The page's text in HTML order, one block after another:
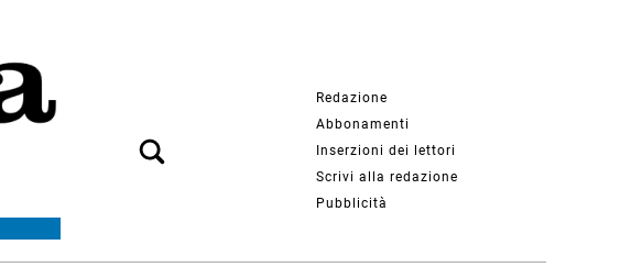
Redazione
Abbonamenti
Inserzioni dei lettori
Scrivi alla redazione
Pubblicità